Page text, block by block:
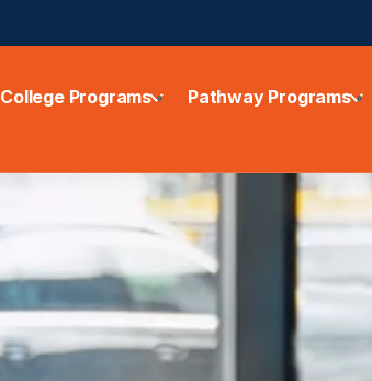
College Programs Pathway Programs